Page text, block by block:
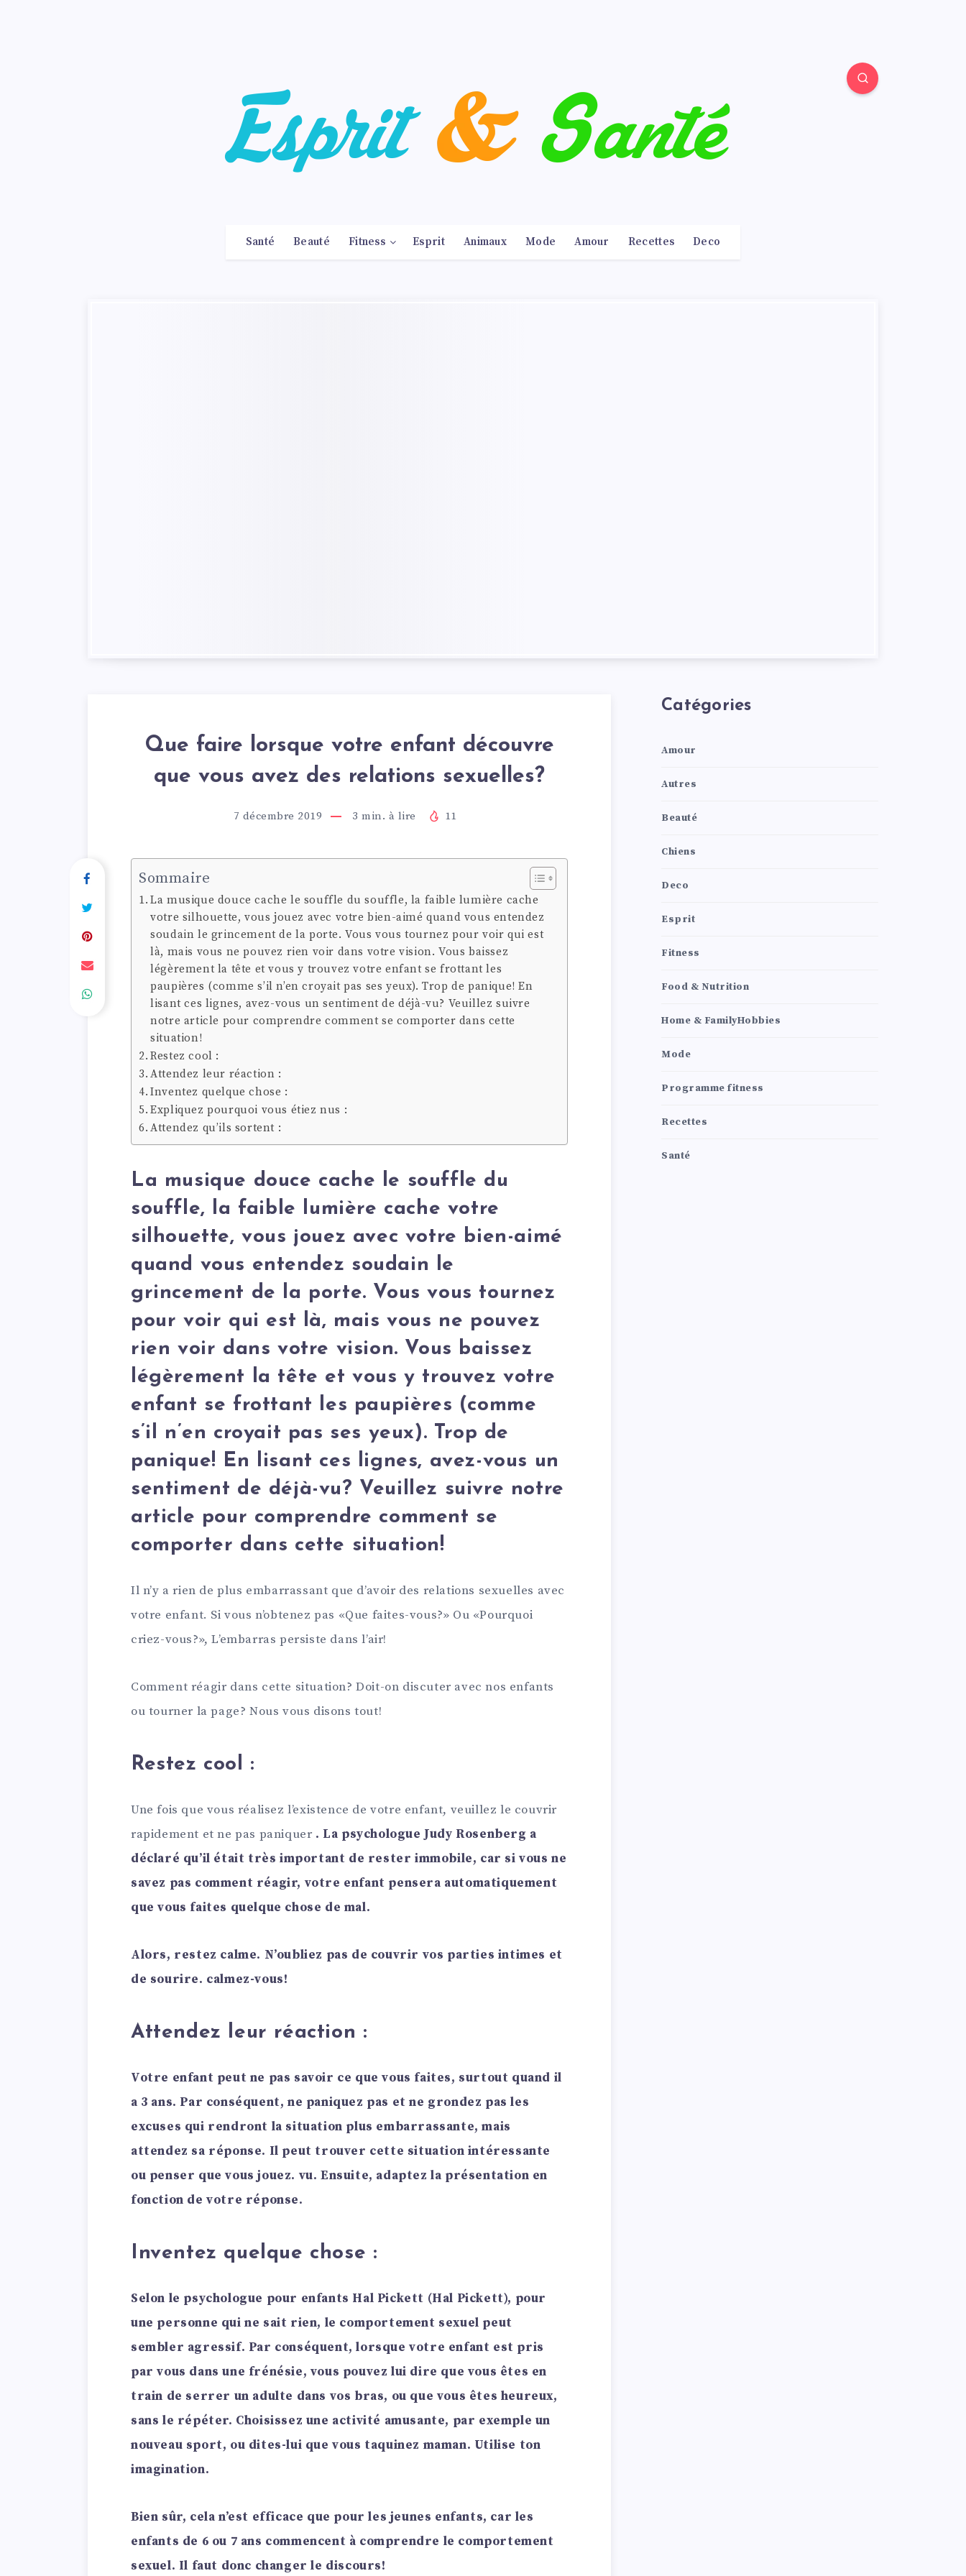
Santé Beauté Fitness Esprit Animaux Mode Amour Recettes Deco
Que faire lorsque votre enfant découvre
que vous avez des relations sexuelles?
7 décembre 2019 3 min. à lire 11
Sommaire
La musique douce cache le souffle du souffle, la faible lumière cache
votre silhouette, vous jouez avec votre bien-aimé quand vous entendez
soudain le grincement de la porte. Vous vous tournez pour voir qui est
là, mais vous ne pouvez rien voir dans votre vision. Vous baissez
légèrement la tête et vous y trouvez votre enfant se frottant les
paupières (comme s’il n’en croyait pas ses yeux). Trop de panique! En
lisant ces lignes, avez-vous un sentiment de déjà-vu? Veuillez suivre
notre article pour comprendre comment se comporter dans cette
situation!
Restez cool :
Attendez leur réaction :
Inventez quelque chose :
Expliquez pourquoi vous étiez nus :
Attendez qu’ils sortent :
La musique douce cache le souffle du
souffle, la faible lumière cache votre
silhouette, vous jouez avec votre bien-aimé
quand vous entendez soudain le
grincement de la porte. Vous vous tournez
pour voir qui est là, mais vous ne pouvez
rien voir dans votre vision. Vous baissez
légèrement la tête et vous y trouvez votre
enfant se frottant les paupières (comme
s’il n’en croyait pas ses yeux). Trop de
panique! En lisant ces lignes, avez-vous un
sentiment de déjà-vu? Veuillez suivre notre
article pour comprendre comment se
comporter dans cette situation!
Il n’y a rien de plus embarrassant que d’avoir des relations sexuelles avec
votre enfant. Si vous n’obtenez pas «Que faites-vous?» Ou «Pourquoi
criez-vous?», L’embarras persiste dans l’air!
Comment réagir dans cette situation? Doit-on discuter avec nos enfants
ou tourner la page? Nous vous disons tout!
Restez cool :
Une fois que vous réalisez l’existence de votre enfant, veuillez le couvrir
rapidement et ne pas paniquer . La psychologue Judy Rosenberg a
déclaré qu’il était très important de rester immobile, car si vous ne
savez pas comment réagir, votre enfant pensera automatiquement
que vous faites quelque chose de mal.
Alors, restez calme. N’oubliez pas de couvrir vos parties intimes et
de sourire. calmez-vous!
Attendez leur réaction :
Votre enfant peut ne pas savoir ce que vous faites, surtout quand il
a 3 ans. Par conséquent, ne paniquez pas et ne grondez pas les
excuses qui rendront la situation plus embarrassante, mais
attendez sa réponse. Il peut trouver cette situation intéressante
ou penser que vous jouez. vu. Ensuite, adaptez la présentation en
fonction de votre réponse.
Inventez quelque chose :
Selon le psychologue pour enfants Hal Pickett (Hal Pickett), pour
une personne qui ne sait rien, le comportement sexuel peut
sembler agressif. Par conséquent, lorsque votre enfant est pris
par vous dans une frénésie, vous pouvez lui dire que vous êtes en
train de serrer un adulte dans vos bras, ou que vous êtes heureux,
sans le répéter. Choisissez une activité amusante, par exemple un
nouveau sport, ou dites-lui que vous taquinez maman. Utilise ton
imagination.
Bien sûr, cela n’est efficace que pour les jeunes enfants, car les
enfants de 6 ou 7 ans commencent à comprendre le comportement
sexuel. Il faut donc changer le discours!
Catégories
Amour
Autres
Beauté
Chiens
Deco
Esprit
Fitness
Food & Nutrition
Home & FamilyHobbies
Mode
Programme fitness
Recettes
Santé